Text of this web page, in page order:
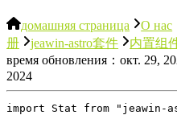
домашняя страница О нас
册
jeawin-astro套件 内置组
время обновления：окт. 29,
2024
import Stat from "jeawin-